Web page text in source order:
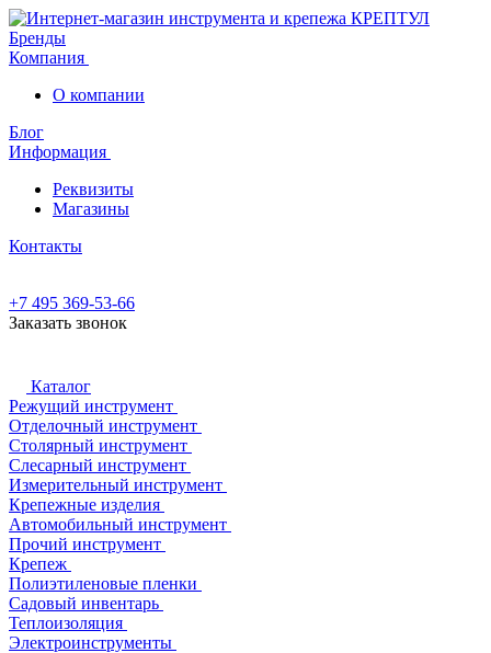
Бренды
Компания
О компании
Блог
Информация
Реквизиты
Магазины
Контакты
+7 495 369-53-66
Заказать звонок
Каталог
Режущий инструмент
Отделочный инструмент
Столярный инструмент
Слесарный инструмент
Измерительный инструмент
Крепежные изделия
Автомобильный инструмент
Прочий инструмент
Крепеж
Полиэтиленовые пленки
Садовый инвентарь
Теплоизоляция
Электроинструменты